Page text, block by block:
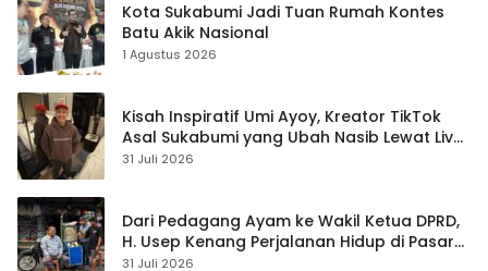
Kota Sukabumi Jadi Tuan Rumah Kontes
Batu Akik Nasional
1 Agustus 2026
Kisah Inspiratif Umi Ayoy, Kreator TikTok
Asal Sukabumi yang Ubah Nasib Lewat Live
Streaming
31 Juli 2026
Dari Pedagang Ayam ke Wakil Ketua DPRD,
H. Usep Kenang Perjalanan Hidup di Pasar
Cisaat
31 Juli 2026